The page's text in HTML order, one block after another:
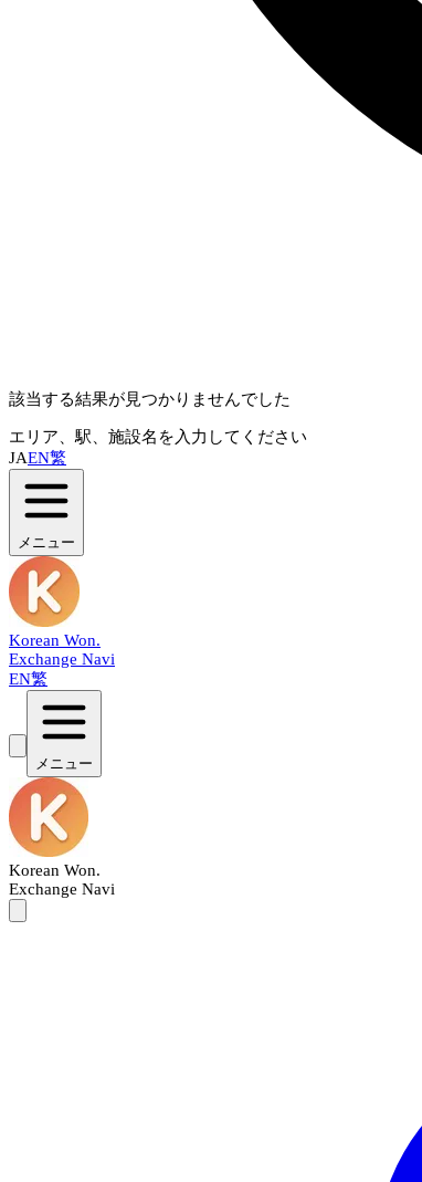
該当する結果が見つかりませんでした
エリア、駅、施設名を入力してください
JAEN繁
メニュー
Korean Won.
Exchange Navi
EN繁
メニュー
Korean Won.
Exchange Navi